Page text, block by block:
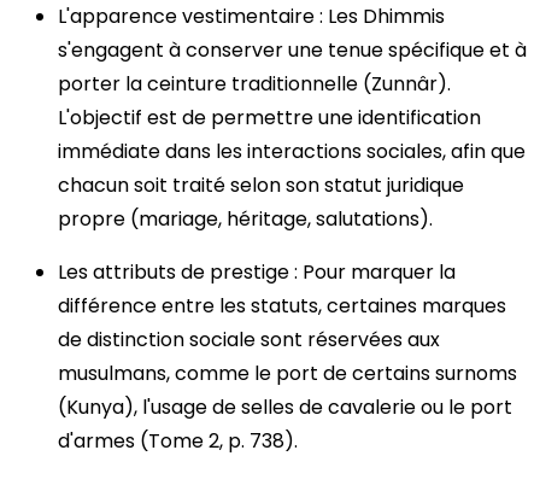
L'apparence vestimentaire : Les Dhimmis
s'engagent à conserver une tenue spécifique et à
porter la ceinture traditionnelle (Zunnâr).
L'objectif est de permettre une identification
immédiate dans les interactions sociales, afin que
chacun soit traité selon son statut juridique
propre (mariage, héritage, salutations).
Les attributs de prestige : Pour marquer la
différence entre les statuts, certaines marques
de distinction sociale sont réservées aux
musulmans, comme le port de certains surnoms
(Kunya), l'usage de selles de cavalerie ou le port
d'armes (Tome 2, p. 738).